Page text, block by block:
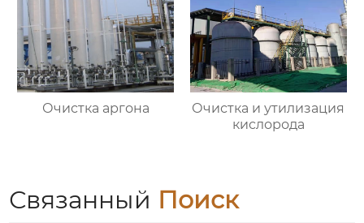
Очистка аргона
Очистка и утилизация
кислорода
Связанный Поиск